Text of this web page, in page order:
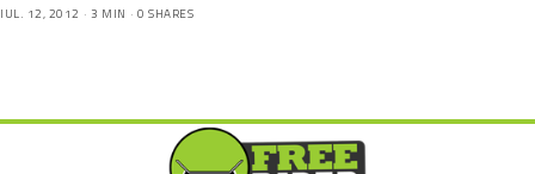
IUL. 12, 2012
3 MIN 0 SHARES